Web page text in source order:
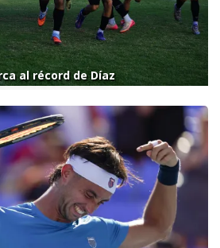
al récord de Díaz